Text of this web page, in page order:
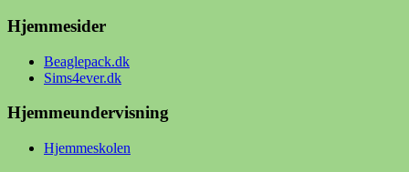
Hjemmesider
Beaglepack.dk
Sims4ever.dk
Hjemmeundervisning
Hjemmeskolen